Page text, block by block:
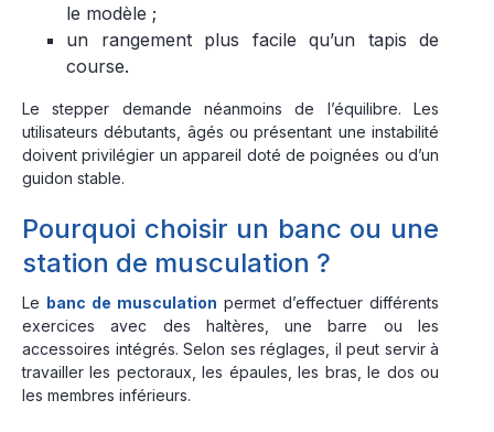
le modèle ;
un rangement plus facile qu’un tapis de
course.
Le stepper demande néanmoins de l’équilibre. Les
utilisateurs débutants, âgés ou présentant une instabilité
doivent privilégier un appareil doté de poignées ou d’un
guidon stable.
Pourquoi choisir un banc ou une
station de musculation ?
Le banc de musculation permet d’effectuer différents
exercices avec des haltères, une barre ou les
accessoires intégrés. Selon ses réglages, il peut servir à
travailler les pectoraux, les épaules, les bras, le dos ou
les membres inférieurs.